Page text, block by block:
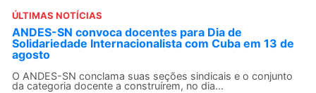
ÚLTIMAS NOTÍCIAS
ANDES-SN convoca docentes para Dia de
Solidariedade Internacionalista com Cuba em 13 de
agosto
O ANDES-SN conclama suas seções sindicais e o conjunto
da categoria docente a construírem, no dia...